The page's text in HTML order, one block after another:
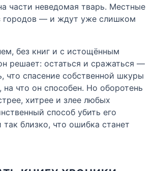
части неведомая тварь. Местные
— и ждут уже слишком
без книг и с истощённым
решает: остаться и сражаться —
что спасение собственной шкуры
что он способен. Но оборотень
хитрее и злее любых
способ убить его
так близко, что ошибка станет